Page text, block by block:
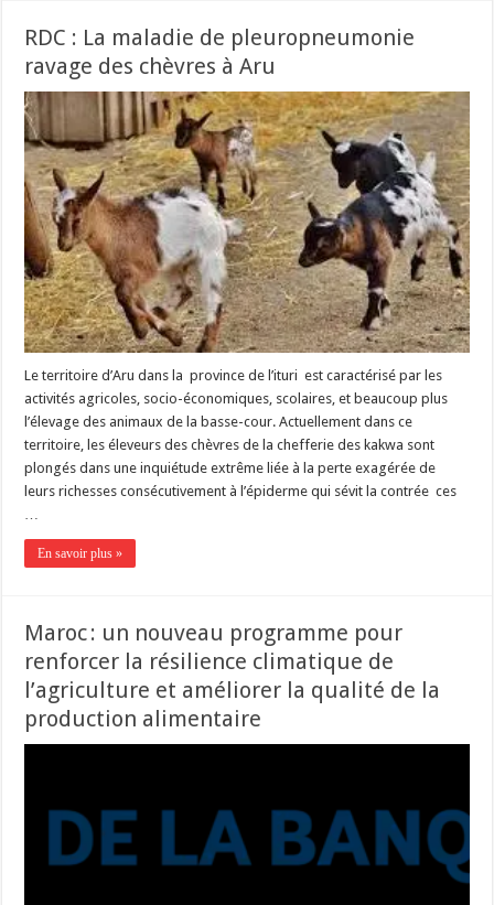
RDC : La maladie de pleuropneumonie
ravage des chèvres à Aru
Le territoire d’Aru dans la province de l’ituri est caractérisé par les
activités agricoles, socio-économiques, scolaires, et beaucoup plus
l’élevage des animaux de la basse-cour. Actuellement dans ce
territoire, les éleveurs des chèvres de la chefferie des kakwa sont
plongés dans une inquiétude extrême liée à la perte exagérée de
leurs richesses consécutivement à l’épiderme qui sévit la contrée ces
En savoir plus »
Maroc : un nouveau programme pour
renforcer la résilience climatique de
l’agriculture et améliorer la qualité de la
production alimentaire